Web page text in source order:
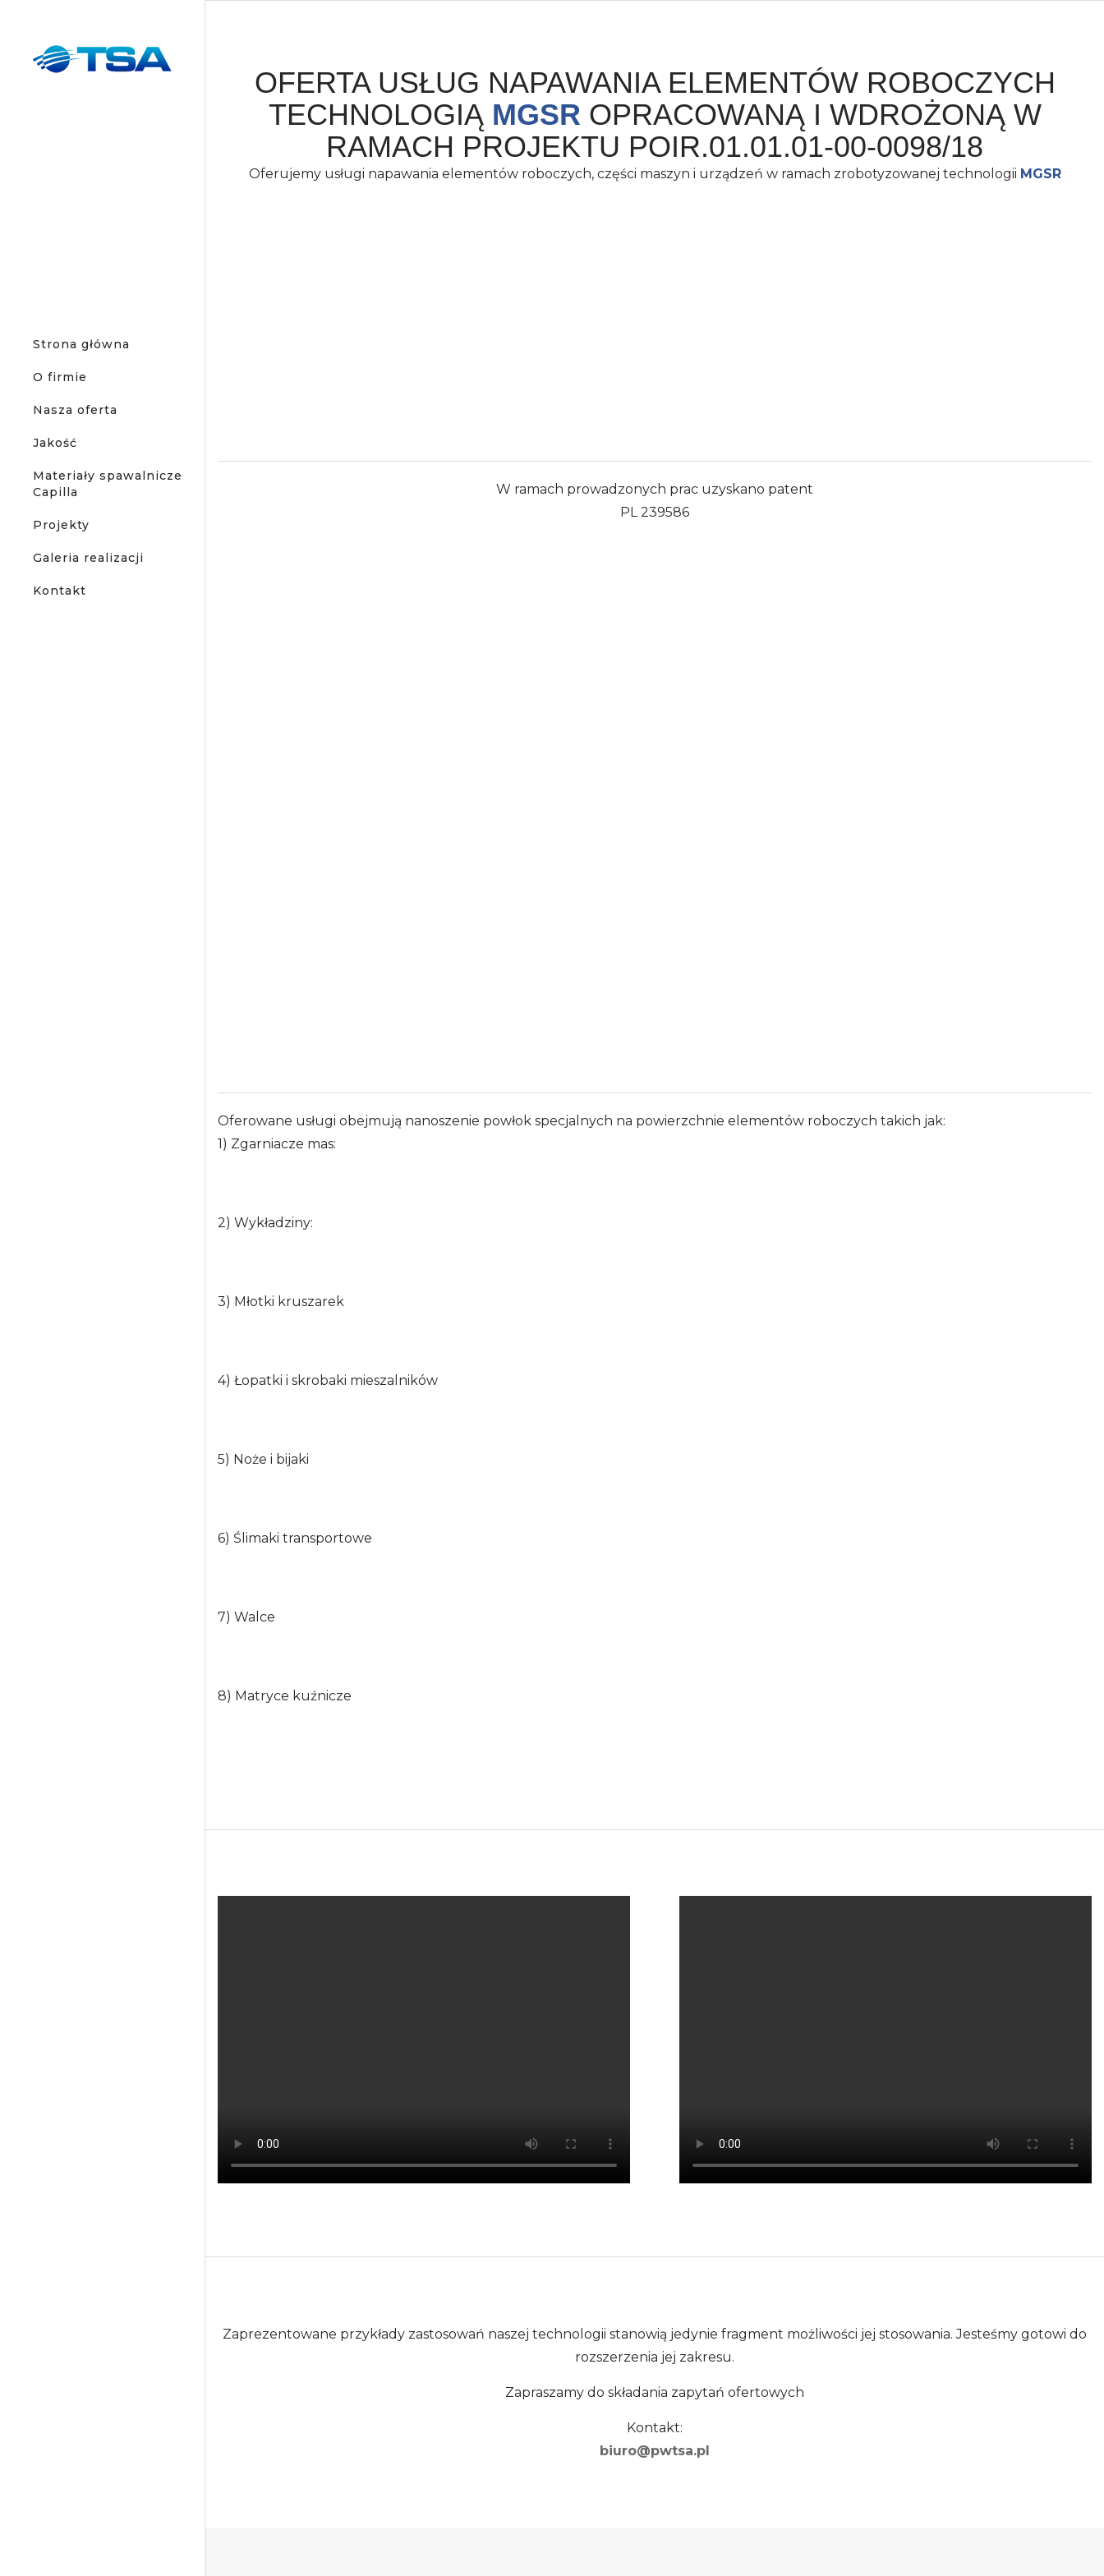
Strona główna
O firmie
Nasza oferta
Jakość
Materiały spawalnicze
Capilla
Projekty
Galeria realizacji
Kontakt
OFERTA USŁUG NAPAWANIA ELEMENTÓW ROBOCZYCH
TECHNOLOGIĄ MGSR OPRACOWANĄ I WDROŻONĄ W
RAMACH PROJEKTU POIR.01.01.01-00-0098/18
Oferujemy usługi napawania elementów roboczych, części maszyn i urządzeń w ramach zrobotyzowanej technologii MGSR
W ramach prowadzonych prac uzyskano patent
PL 239586
Oferowane usługi obejmują nanoszenie powłok specjalnych na powierzchnie elementów roboczych takich jak:
1) Zgarniacze mas:
2) Wykładziny:
3) Młotki kruszarek
4) Łopatki i skrobaki mieszalników
5) Noże i bijaki
6) Ślimaki transportowe
7) Walce
8) Matryce kuźnicze
Zaprezentowane przykłady zastosowań naszej technologii stanowią jedynie fragment możliwości jej stosowania. Jesteśmy gotowi do
rozszerzenia jej zakresu.
Zapraszamy do składania zapytań ofertowych
Kontakt:
biuro@pwtsa.pl